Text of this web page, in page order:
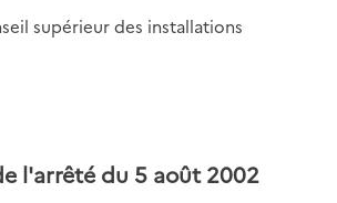
supérieur des installations
l'arrêté du 5 août 2002